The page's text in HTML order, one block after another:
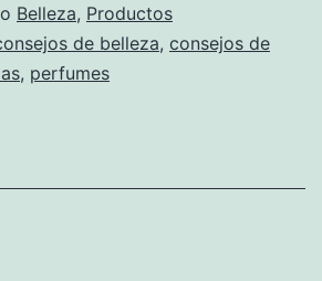
Belleza, Productos
de belleza, consejos de
, perfumes